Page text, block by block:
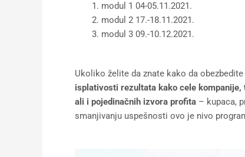
modul 1 04-05.11.2021.
modul 2 17.-18.11.2021.
modul 3 09.-10.12.2021.
Ukoliko želite da znate kako da
isplativosti rezultata kako cele
ali i pojedinačnih izvora profita – kupaca,
smanjivanju uspešnosti ovo je nivo